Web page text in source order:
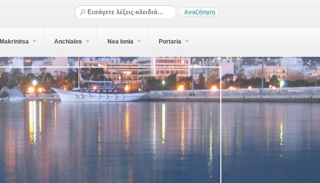
Makrinitsa Anchialos Nea Ionia Portaria